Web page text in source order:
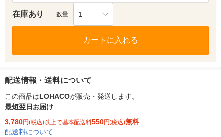
在庫あり 数量 1
カートに入れる
配送情報・送料について
この商品はLOHACOが販売・発送します。
最短翌日お届け
3,780円(税込)以上で基本配送料550円(税込)無料
配送料について